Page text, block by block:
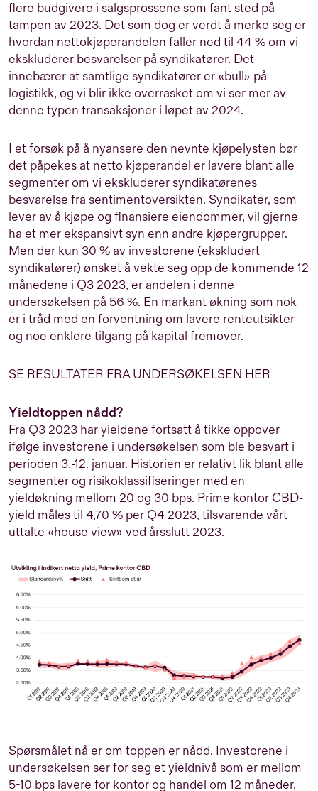
flere budgivere i salgsprossene som fant sted på
tampen av 2023. Det som dog er verdt å merke seg er
hvordan nettokjøperandelen faller ned til 44 % om vi
ekskluderer besvarelser på syndikatører. Det
innebærer at samtlige syndikatører er «bull» på
logistikk, og vi blir ikke overrasket om vi ser mer av
denne typen transaksjoner i løpet av 2024.
I et forsøk på å nyansere den nevnte kjøpelysten bør
det påpekes at netto kjøperandel er lavere blant alle
segmenter om vi ekskluderer syndikatørenes
besvarelse fra sentimentoversikten. Syndikater, som
lever av å kjøpe og finansiere eiendommer, vil gjerne
ha et mer ekspansivt syn enn andre kjøpergrupper.
Men der kun 30 % av investorene (ekskludert
syndikatører) ønsket å vekte seg opp de kommende 12
månedene i Q3 2023, er andelen i denne
undersøkelsen på 56 %. En markant økning som nok
er i tråd med en forventning om lavere renteutsikter
og noe enklere tilgang på kapital fremover.
SE RESULTATER FRA UNDERSØKELSEN HER
Yieldtoppen nådd?
Fra Q3 2023 har yieldene fortsatt å tikke oppover
ifølge investorene i undersøkelsen som ble besvart i
perioden 3.-12. januar. Historien er relativt lik blant alle
segmenter og risikoklassifiseringer med en
yieldøkning mellom 20 og 30 bps. Prime kontor CBD-
yield måles til 4,70 % per Q4 2023, tilsvarende vårt
uttalte «house view» ved årsslutt 2023.
Spørsmålet nå er om toppen er nådd. Investorene i
undersøkelsen ser for seg et yieldnivå som er mellom
5-10 bps lavere for kontor og handel om 12 måneder,